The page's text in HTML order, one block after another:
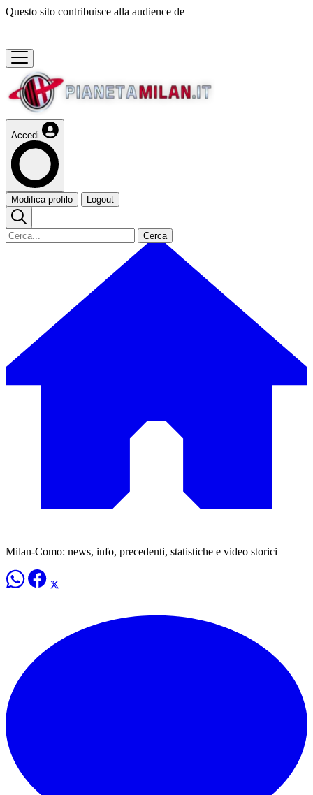
Questo sito contribuisce alla audience de
Accedi
Modifica profilo Logout
Cerca
Milan-Como: news, info, precedenti, statistiche e video storici